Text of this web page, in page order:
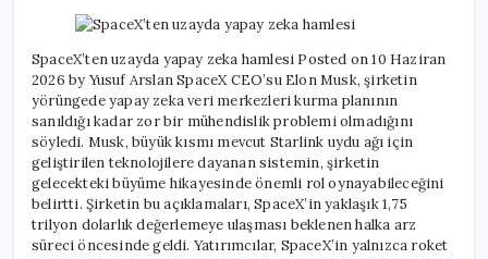
SpaceX’ten uzayda yapay zeka hamlesi Posted on 10 Haziran
2026 by Yusuf Arslan SpaceX CEO’su Elon Musk, şirketin
yörüngede yapay zeka veri merkezleri kurma planının
sanıldığı kadar zor bir mühendislik problemi olmadığını
söyledi. Musk, büyük kısmı mevcut Starlink uydu ağı için
geliştirilen teknolojilere dayanan sistemin, şirketin
gelecekteki büyüme hikayesinde önemli rol oynayabileceğini
belirtti. Şirketin bu açıklamaları, SpaceX’in yaklaşık 1,75
trilyon dolarlık değerlemeye ulaşması beklenen halka arz
süreci öncesinde geldi. Yatırımcılar, SpaceX’in yalnızca roket